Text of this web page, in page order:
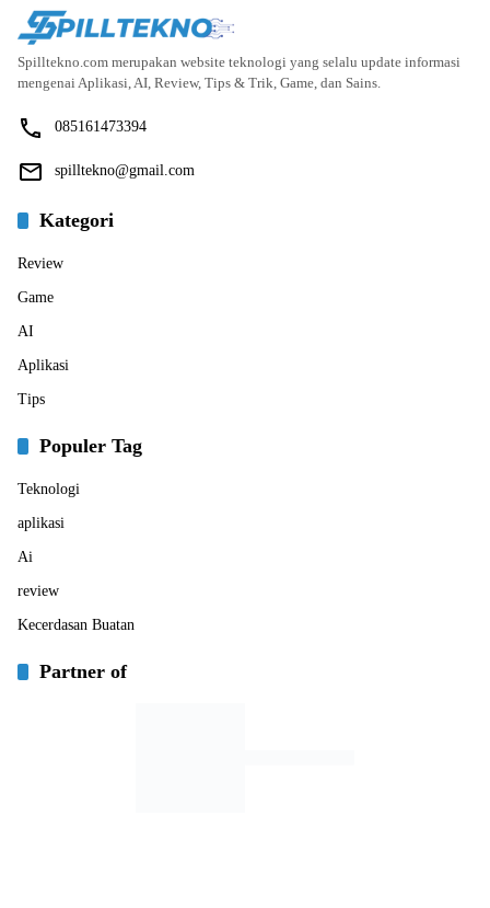
Spilltekno.com merupakan website teknologi yang selalu update informasi
mengenai Aplikasi, AI, Review, Tips & Trik, Game, dan Sains.
085161473394
spilltekno@gmail.com
Kategori
Review
Game
AI
Aplikasi
Tips
Populer Tag
Teknologi
aplikasi
Ai
review
Kecerdasan Buatan
Partner of